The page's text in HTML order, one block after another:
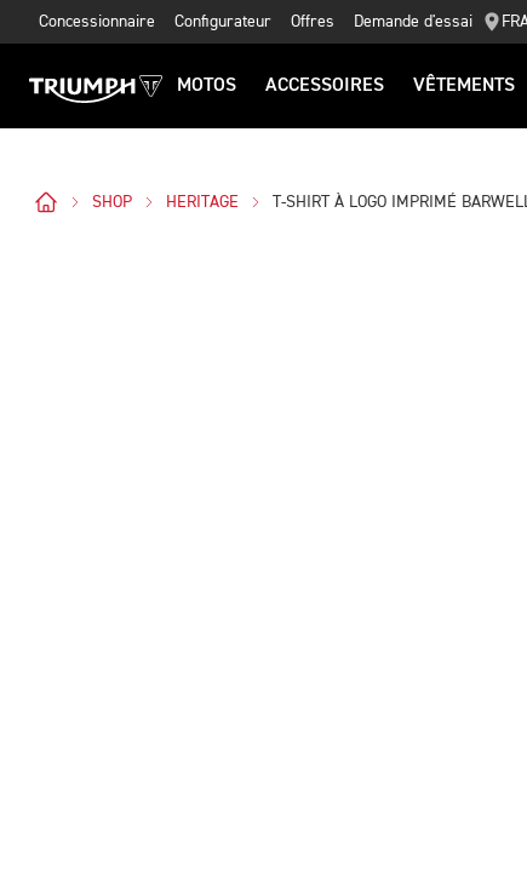
Concessionnaire Configurateur Offres Demande d'essai
MOTOS ACCESSOIRES VÊTEMENTS
SHOP HERITAGE T-SHIRT À LOGO IMPRIMÉ